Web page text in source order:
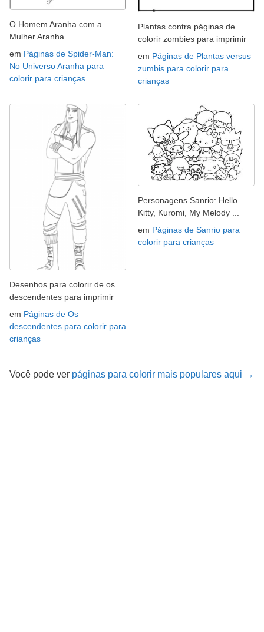
O Homem Aranha com a
Mulher Aranha
em Páginas de Spider-Man:
No Universo Aranha para
colorir para crianças
Plantas contra páginas de
colorir zombies para imprimir
em Páginas de Plantas versus
zumbis para colorir para
crianças
Desenhos para colorir de os
descendentes para imprimir
em Páginas de Os
descendentes para colorir para
crianças
Personagens Sanrio: Hello
Kitty, Kuromi, My Melody ...
em Páginas de Sanrio para
colorir para crianças
Você pode ver páginas para colorir mais populares aqui →